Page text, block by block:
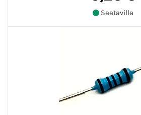
Saatavilla